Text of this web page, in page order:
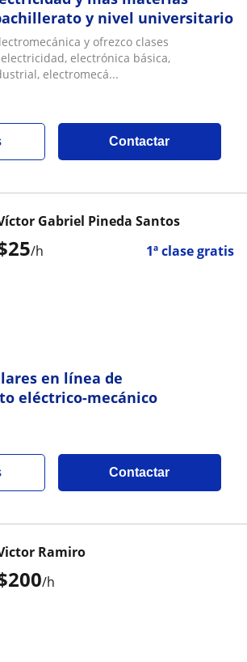
y nivel universitario
y ofrezco clases
electrónica básica,
electromecá...
Contactar
25/h 1ª clase gratis
Gabriel Pineda Santos
en línea de
eléctrico-mecánico
Contactar
200/h
Ramiro